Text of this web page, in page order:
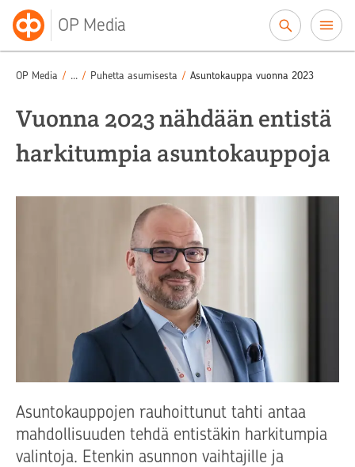
OP Media
OP Media / ... /
Puheenvuorot / Puhetta asumisesta / Asuntokauppa vuonna 2023
Vuonna 2023 nähdään entistä
harkitumpia asuntokauppoja
Asuntokauppojen rauhoittunut tahti antaa
mahdollisuuden tehdä entistäkin harkitumpia
valintoja. Etenkin asunnon vaihtajille ja